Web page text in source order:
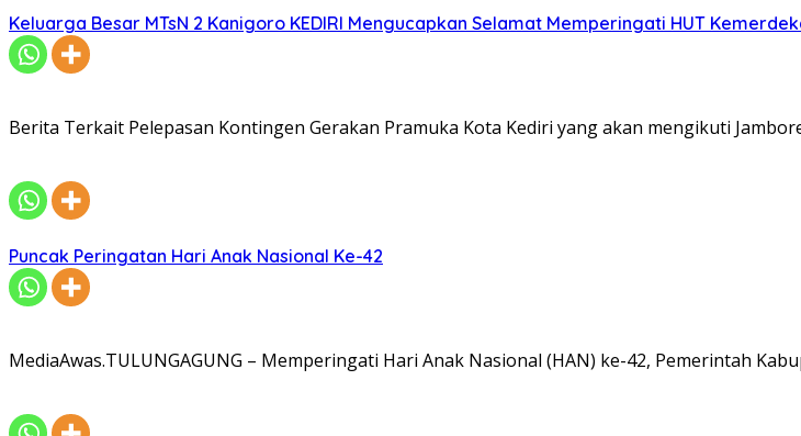
Keluarga Besar MTsN 2 Kanigoro KEDIRI Mengucapkan Selamat Memperingati HUT
Berita Terkait Pelepasan Kontingen Gerakan Pramuka Kota Kediri yang akan mengikuti
Puncak Peringatan Hari Anak Nasional Ke-42
MediaAwas.TULUNGAGUNG – Memperingati Hari Anak Nasional (HAN) ke-42, Pemerintah